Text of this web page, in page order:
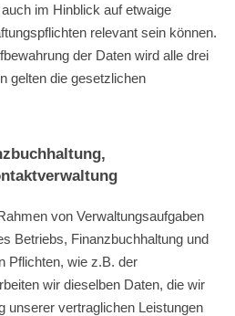
im Hinblick auf etwaige
relevant sein können.
der Daten wird alle drei
gelten die gesetzlichen
von Verwaltungsaufgaben
Betriebs, Finanzbuchhaltung und
Pflichten, wie z.B. der
wir dieselben Daten, die wir
unserer vertraglichen Leistungen